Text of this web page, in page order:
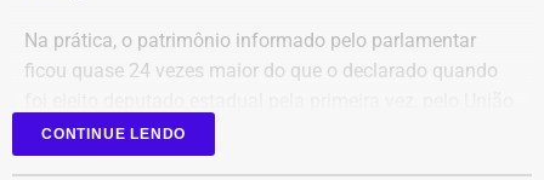
Na prática, o patrimônio informado pelo parlamentar
ficou quase 24 vezes maior do que o declarado quando
Brasil.
CONTINUE LENDO